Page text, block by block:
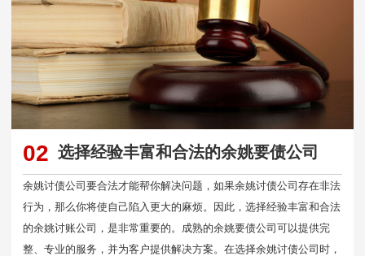
02 选择经验丰富和合法的余姚要债公司
余姚讨债公司要合法才能帮你解决问题，如果余姚讨债公司存在非法
行为，那么你将使自己陷入更大的麻烦。因此，选择经验丰富和合法
的余姚讨账公司，是非常重要的。成熟的余姚要债公司可以提供完
整、专业的服务，并为客户提供解决方案。在选择余姚讨债公司时，